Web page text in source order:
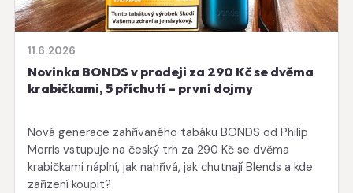
11.6.2026
Novinka BONDS v prodeji za 290 Kč se dvěma
krabičkami, 5 příchutí – první dojmy
Nová generace zahřívaného tabáku BONDS od Philip
Morris vstupuje na český trh za 290 Kč se dvěma
krabičkami náplní, jak nahřívá, jak chutnají Blends a kde
zařízení koupit?